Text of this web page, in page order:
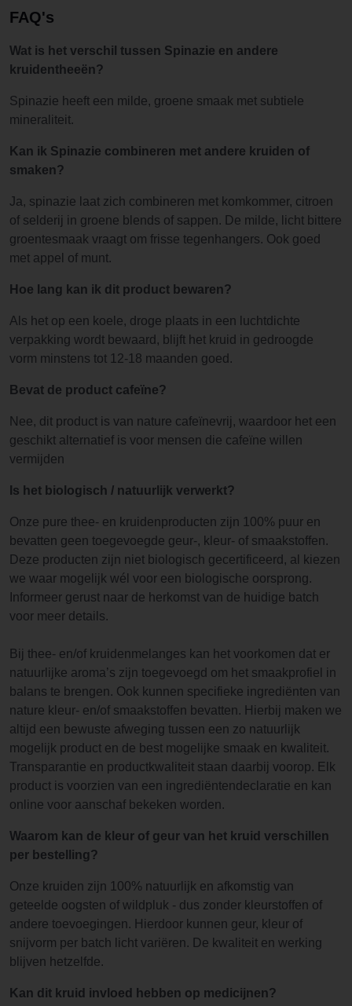
FAQ's
Wat is het verschil tussen Spinazie en andere
kruidentheeën?
Spinazie heeft een milde, groene smaak met subtiele
mineraliteit.
Kan ik Spinazie combineren met andere kruiden of
smaken?
Ja, spinazie laat zich combineren met komkommer, citroen
of selderij in groene blends of sappen. De milde, licht bittere
groentesmaak vraagt om frisse tegenhangers. Ook goed
met appel of munt.
Hoe lang kan ik dit product bewaren?
Als het op een koele, droge plaats in een luchtdichte
verpakking wordt bewaard, blijft het kruid in gedroogde
vorm minstens tot 12-18 maanden goed.
Bevat de product cafeïne?
Nee, dit product is van nature cafeïnevrij, waardoor het een
geschikt alternatief is voor mensen die cafeïne willen
vermijden
Is het biologisch / natuurlijk verwerkt?
Onze pure thee- en kruidenproducten zijn 100% puur en
bevatten geen toegevoegde geur-, kleur- of smaakstoffen.
Deze producten zijn niet biologisch gecertificeerd, al kiezen
we waar mogelijk wél voor een biologische oorsprong.
Informeer gerust naar de herkomst van de huidige batch
voor meer details.
Bij thee- en/of kruidenmelanges kan het voorkomen dat er
natuurlijke aroma’s zijn toegevoegd om het smaakprofiel in
balans te brengen. Ook kunnen specifieke ingrediënten van
nature kleur- en/of smaakstoffen bevatten. Hierbij maken we
altijd een bewuste afweging tussen een zo natuurlijk
mogelijk product en de best mogelijke smaak en kwaliteit.
Transparantie en productkwaliteit staan daarbij voorop. Elk
product is voorzien van een ingrediëntendeclaratie en kan
online voor aanschaf bekeken worden.
Waarom kan de kleur of geur van het kruid verschillen
per bestelling?
Onze kruiden zijn 100% natuurlijk en afkomstig van
geteelde oogsten of wildpluk - dus zonder kleurstoffen of
andere toevoegingen. Hierdoor kunnen geur, kleur of
snijvorm per batch licht variëren. De kwaliteit en werking
blijven hetzelfde.
Kan dit kruid invloed hebben op medicijnen?